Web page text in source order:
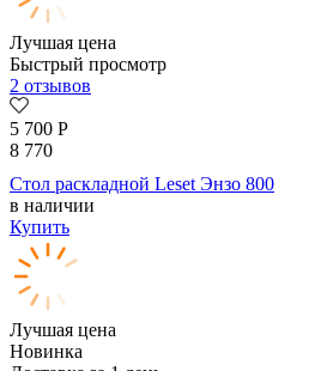
Лучшая цена
Быстрый просмотр
2 отзывов
5 700 Р
8 770
Стол раскладной Leset Энзо 800
в наличии
Купить
Лучшая цена
Новинка